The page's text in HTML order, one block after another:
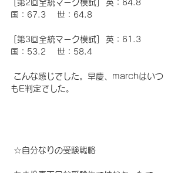
国：67.3 　世：64.8
国：53.2 　世：58.4
もE判定でした。
☆自分なりの受験戦略